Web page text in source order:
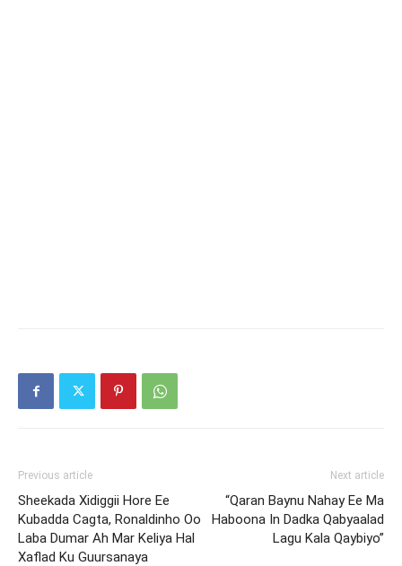
Previous article
Sheekada Xidiggii Hore Ee
Kubadda Cagta, Ronaldinho Oo
Laba Dumar Ah Mar Keliya Hal
Xaflad Ku Guursanaya
Next article
“Qaran Baynu Nahay Ee Ma
Haboona In Dadka Qabyaalad
Lagu Kala Qaybiyo”